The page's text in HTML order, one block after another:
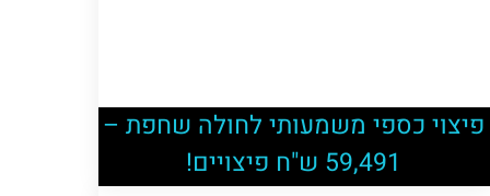
פיצוי כספי משמעותי לחולה שחפת –
59,491 ש"ח פיצויים!